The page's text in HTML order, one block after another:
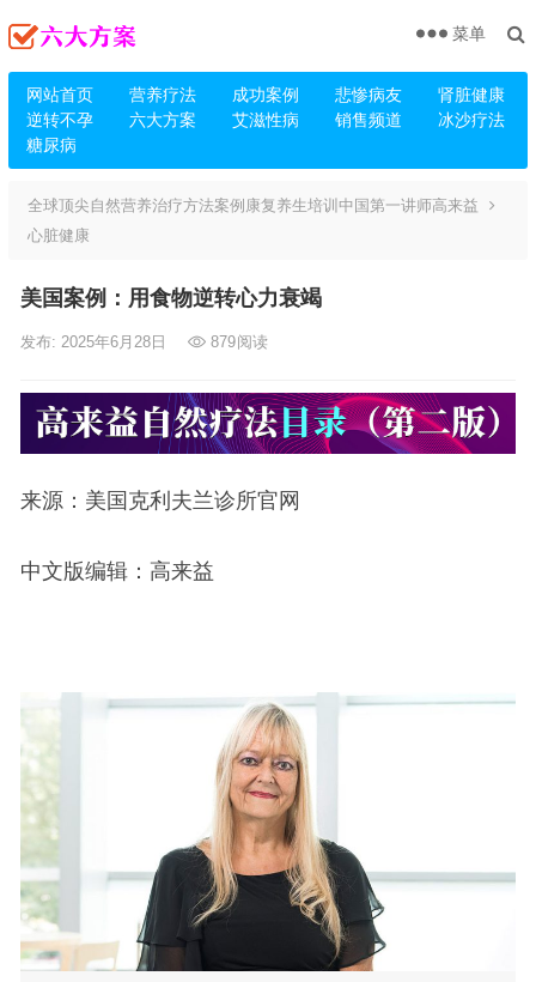
网站首页 营养疗法 成功案例 悲惨病友
肾脏健康
逆转不孕
六大方案 艾滋性病 销售频道
冰沙疗法
糖尿病
菜单
全球顶尖自然营养治疗方法案例康复养生培训中国第一讲师高来益
心脏健康
美国案例：用食物逆转心力衰竭
发布: 2025年6月28日 879阅读
来源：美国克利夫兰诊所官网
中文版编辑：高来益